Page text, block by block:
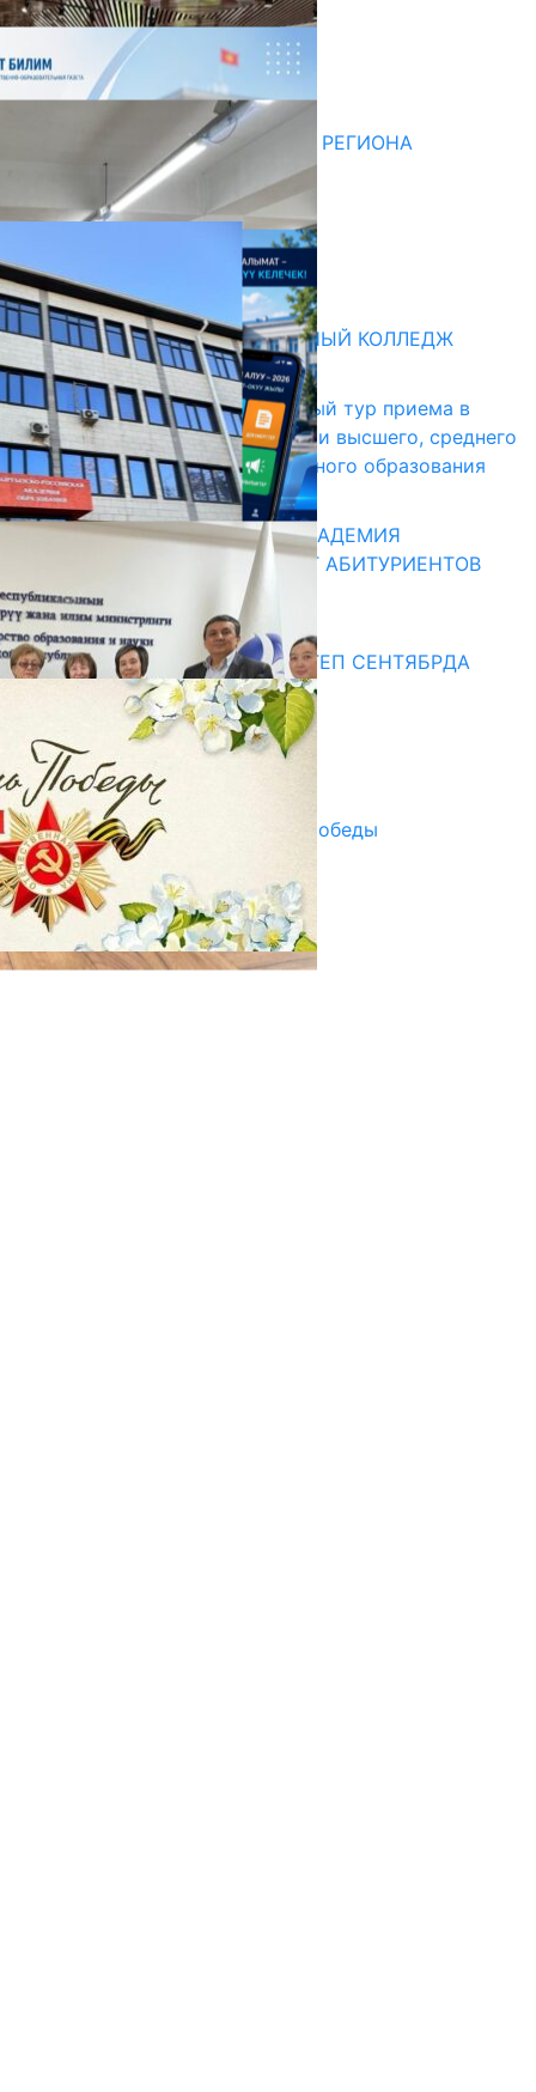
Последние новости
НЕДЕЛЯ В ОБЗОРЕ
07.08.2026
ДЛЯ МЕТОДИСТОВ ЮЖНОГО РЕГИОНА
НАЧАЛОСЬ ОБУЧЕНИЕ
05.08.2026
31.07.2026
Абитуриент
БИШКЕКСКИЙ УНИВЕРСАЛЬНЫЙ КОЛЛЕДЖ
17.07.2026
В Кыргызстане начался первый тур приема в
образовательные организации высшего, среднего
и начального профессионального образования
13.07.2026
КЫРГЫЗКО-РОССИЙСКАЯ АКАДЕМИЯ
ОБРАЗОВАНИЯ ПРИГЛАШАЕТ АБИТУРИЕНТОВ
10.07.2026
Медиа
СУЗАКТА 750 ОРУНДУУ МЕКТЕП СЕНТЯБРДА
ПАЙДАЛАНУУГА БЕРИЛЕТ
07.08.2025
Улуу Жеңиштин жандуу сөзү
29.04.2025
Награды в преддверии Дня Победы
29.04.2025